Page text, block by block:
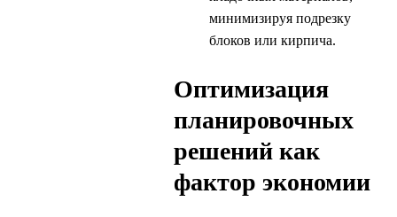
минимизируя подрезку
блоков или кирпича.
Оптимизация
планировочных
решений как
фактор экономии